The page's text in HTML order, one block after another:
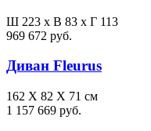
Ш 223 x В 83 x Г 113
969 672 руб.
Диван Fleurus
162 X 82 X 71 см
1 157 669 руб.